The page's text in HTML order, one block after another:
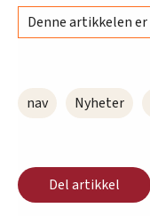
Denne artikkelen er
nav Nyheter
Del artikkel